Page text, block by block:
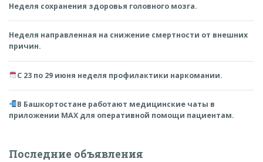
Неделя сохранения здоровья головного мозга.
Неделя направленная на снижение смертности от внешних
причин.
С 23 по 29 июня неделя профилактики наркомании.
В Башкортостане работают медицинские чаты в
приложении MAX для оперативной помощи пациентам.
Последние объявления